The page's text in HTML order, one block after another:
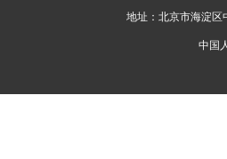
地址：北京市海淀区
中国